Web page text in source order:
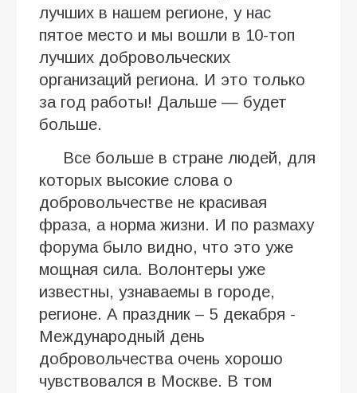
лучших в нашем регионе, у нас
пятое место и мы вошли в 10-топ
лучших добровольческих
организаций региона. И это только
за год работы! Дальше — будет
больше.
Все больше в стране людей, для
которых высокие слова о
добровольчестве не красивая
фраза, а норма жизни. И по размаху
форума было видно, что это уже
мощная сила. Волонтеры уже
известны, узнаваемы в городе,
регионе. А праздник – 5 декабря -
Международный день
добровольчества очень хорошо
чувствовался в Москве. В том